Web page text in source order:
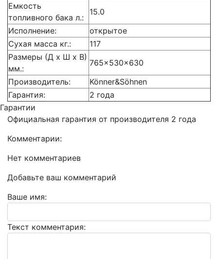
Емкость
топливного бака л.:
15.0
Исполнение:
открытое
Сухая масса кг.:
117
Размеры (Д x Ш x В)
мм.:
765×530×630
Производитель:
Könner&Söhnen
Гарантия:
2 года
Гарантии
Официальная гарантия от производителя 2 года
Комментарии:
Нет комментариев
Добавьте ваш комментарий
Ваше имя:
Текст комментария: